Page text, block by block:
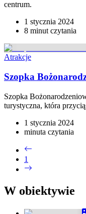
centrum.
1 stycznia 2024
8 minut czytania
Atrakcje
Szopka
Szopka
turystyczna, która
1 stycznia 2024
minuta czytania
1
W obiektywie